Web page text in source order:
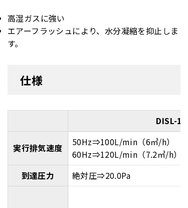
高湿ガスに強い
エアーフラッシュにより、水分凝縮を抑止しま
す。
仕様
DISL-102
実行排気速度
50Hz⇒100L/min（6㎥/h）
60Hz⇒120L/min（7.2㎥/h）
到達圧力
絶対圧⇒20.0Pa